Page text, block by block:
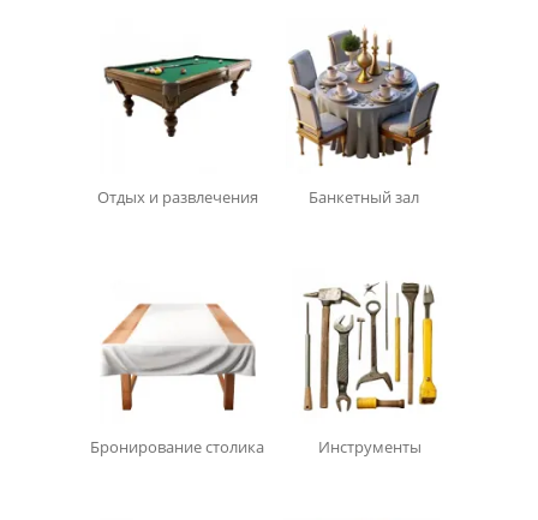
Отдых и развлечения Банкетный зал
Бронирование столика Инструменты